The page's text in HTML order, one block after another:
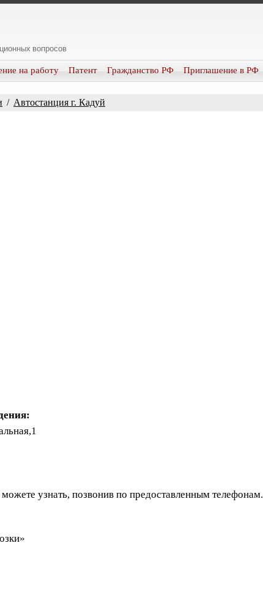
вопросов
на работу Патент Гражданство РФ Приглашение в РФ
/ Автостанция г. Кадуй
узнать, позвонив по предоставленным телефонам.